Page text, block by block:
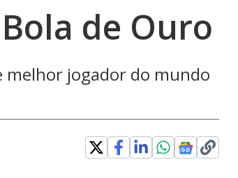
de Ouro
melhor jogador do mundo